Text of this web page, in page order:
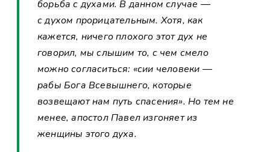
борьба с духами. В данном случае —
с духом прорицательным. Хотя, как
кажется, ничего плохого этот дух не
говорил, мы слышим то, с чем смело
можно согласиться: «сии человеки —
рабы Бога Всевышнего, которые
возвещают нам путь спасения». Но тем не
менее, апостол Павел изгоняет из
женщины этого духа.